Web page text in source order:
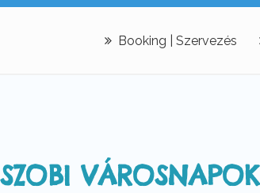
Booking | Szervezés
SZOBI VÁROSNAPOK